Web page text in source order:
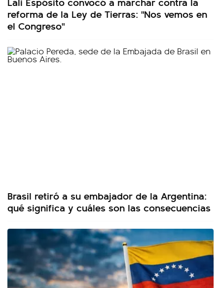
reforma de la Ley de Tierras: "Nos vemos en
el Congreso"
Brasil retiró a su embajador de la Argentina:
qué significa y cuáles son las consecuencias